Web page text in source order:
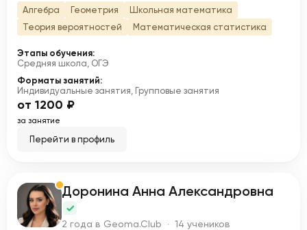
Алгебра Геометрия
Школьная математика
Теория вероятностей
Математическая статистика
Этапы обучения:
Средняя школа, ОГЭ
Форматы занятий:
Индивидуальные занятия, Групповые занятия
от 1200 ₽
за занятие
Перейти в профиль
Д Доронина Анна Александровна
2 года в Geoma.Club · 14 учеников